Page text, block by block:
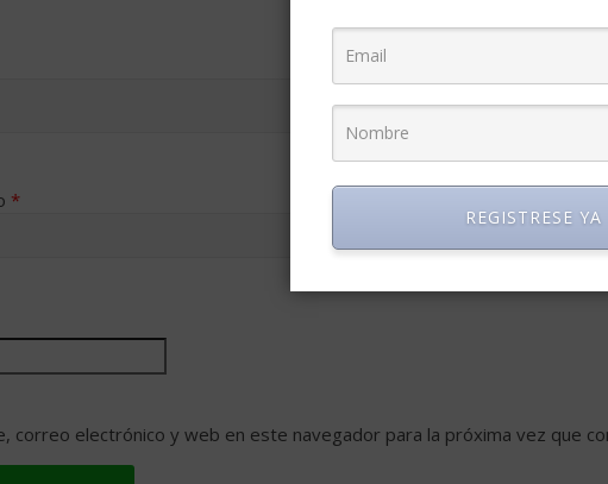
*
correo electrónico y web en este navegador para la próxima vez que
REGISTRESE YA